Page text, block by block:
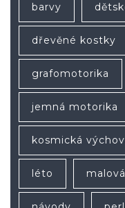
barvy
dřevěné kostky
grafomotorika
jemná motorika
kosmická
léto